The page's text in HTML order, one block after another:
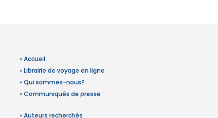
» Accueil
» Librairie de voyage en ligne
» Qui sommes-nous?
» Communiqués de presse
» Auteurs recherchés